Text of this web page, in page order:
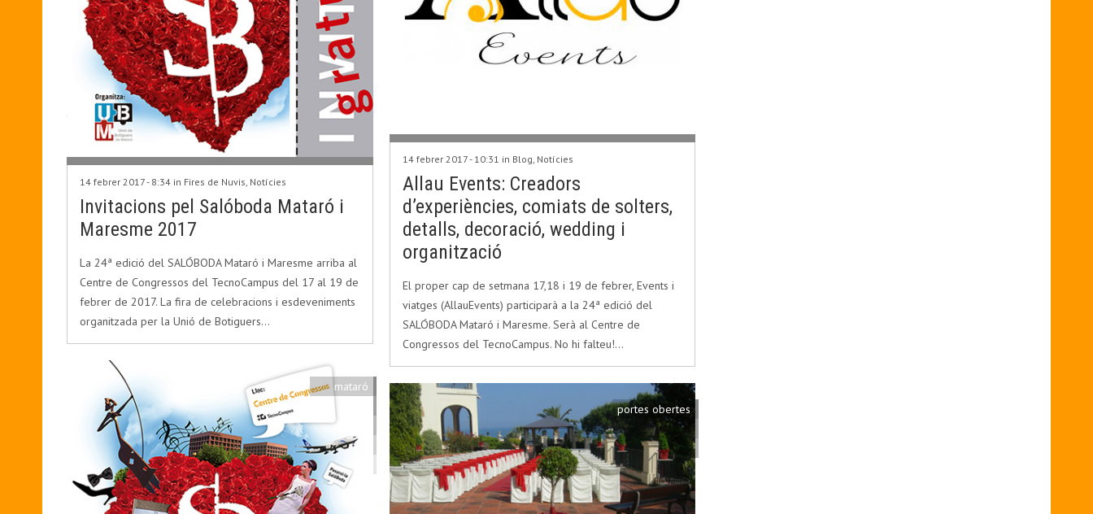
14 febrer 2017 - 8:34 in Fires de Nuvis, Notícies
Invitacions pel Salóboda Mataró i
Maresme 2017
La 24ª edició del SALÓBODA Mataró i Maresme arriba al
Centre de Congressos del TecnoCampus del 17 al 19 de
febrer de 2017. La fira de celebracions i esdeveniments
organitzada per la Unió de Botiguers…
mataró
14 febrer 2017 - 10:31 in Blog, Notícies
Allau Events: Creadors
d’experiències, comiats de solters,
detalls, decoració, wedding i
organització
El proper cap de setmana 17,18 i 19 de febrer, Events i
viatges (AllauEvents) participarà a la 24ª edició del
SALÓBODA Mataró i Maresme. Serà al Centre de
Congressos del TecnoCampus. No hi falteu!…
portes obertes